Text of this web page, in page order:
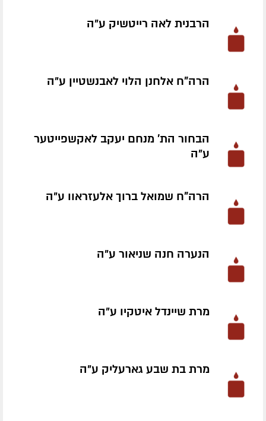
הרבנית לאה רייטשיק ע״ה
הרה"ח אלחנן הלוי לאבנשטיין ע״ה
הבחור הת' מנחם יעקב לאקשפייטער
ע״ה
הרה"ח שמואל ברוך אלעזראוו ע״ה
הנערה חנה שניאור ע״ה
מרת שיינדל איטקיו ע״ה
מרת בת שבע גארעליק ע״ה